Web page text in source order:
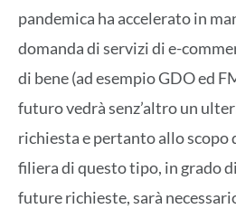
pandemica ha accelerato in
domanda di servizi di e-
di bene (ad esempio GDO ed
futuro vedrà senz’altro un
richiesta e pertanto allo scopo
filiera di questo tipo, in grado
future richieste, sarà